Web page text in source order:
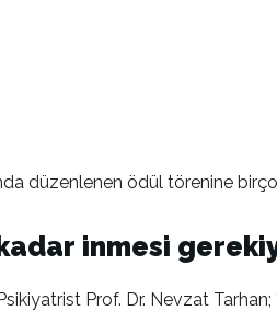
düzenlenen ödül törenine
inmesi
Prof. Dr. Nevzat